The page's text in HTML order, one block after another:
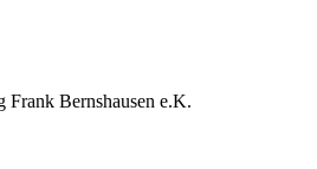
Bernshausen e.K.